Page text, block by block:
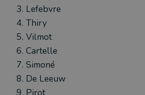
Lefebvre
Thiry
Vilmot
Cartelle
Simoné
De Leeuw
Pirot